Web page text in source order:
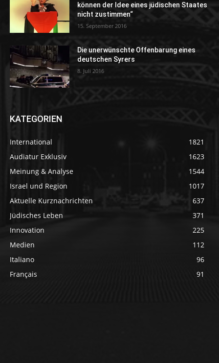
können der Idee eines jüdischen Staates
nicht zustimmen“
15. September 2016
Die unerwünschte Offenbarung eines
deutschen Syrers
8. Juli 2016
KATEGORIEN
International
1821
Audiatur Exklusiv
1623
Meinung & Analyse
1544
Israel und Region
1017
Aktuelle Kurznachrichten
637
Jüdisches Leben
371
Innovation
225
Medien
112
Italiano
96
Français
91